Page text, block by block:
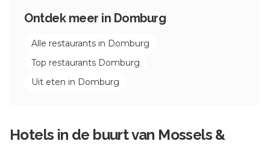
Ontdek meer in Domburg
Alle restaurants in Domburg
Top restaurants Domburg
Uit eten in Domburg
Hotels in de buurt van Mossels &